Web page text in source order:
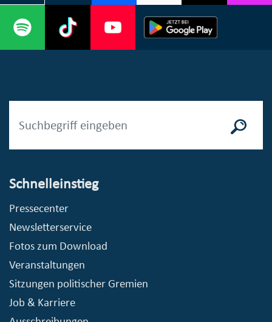
Schnelleinstieg
Pressecenter
Newsletterservice
Fotos zum Download
Veranstaltungen
Sitzungen politischer Gremien
Job & Karriere